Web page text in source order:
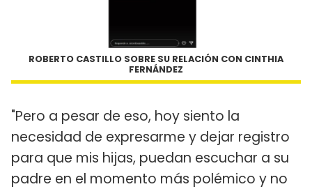
ROBERTO CASTILLO SOBRE SU RELACIÓN CON CINTHIA
FERNÁNDEZ
"Pero a pesar de eso, hoy siento la
necesidad de expresarme y dejar registro
para que mis hijas, puedan escuchar a su
padre en el momento más polémico y no